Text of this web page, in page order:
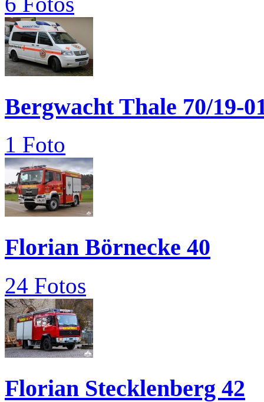
Bergwacht Thale 70/19-
1 Foto
Florian Börnecke 40
24 Fotos
Florian Stecklenberg 42